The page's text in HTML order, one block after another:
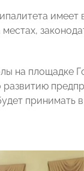
на площадке
развитию
принимать